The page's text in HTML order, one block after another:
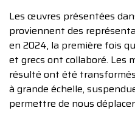
Les œuvres présentées
proviennent des
en 2024, la première fois
et grecs ont collaboré. Les
résulté ont été
à grande échelle,
permettre de nous